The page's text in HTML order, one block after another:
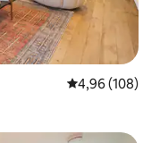
Priemerné
4,96 (108)